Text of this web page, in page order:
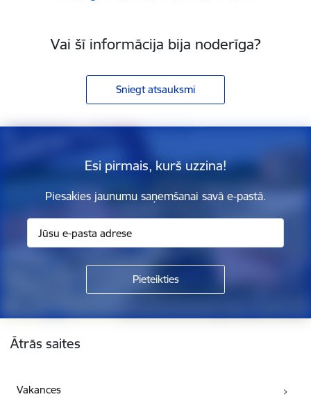
Vai šī informācija bija noderīga?
Sniegt atsauksmi
Esi pirmais, kurš uzzina!
Piesakies jaunumu saņemšanai savā e-pastā.
Ātrās saites
Vakances